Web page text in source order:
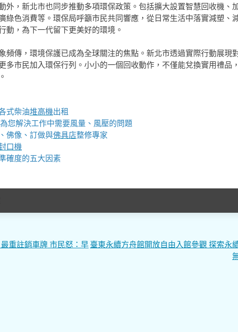
外，新北市也同步推動多項環保政策。包括擴大設置智慧回收機、
綠色消費等。環保局呼籲市民共同響應，從日常生活中落實減塑、
動，為下一代留下更美好的環境。
頻傳，環境保護已成為全球關注的焦點。新北市透過實際行動展現
多市民加入環保行列。小小的一個回收動作，不僅能兌換實用禮品
式柴油堆高機出租
您解決工作中需要風量、風壓的問題
佛像、訂做與佛具店整修專家
口機
確度的五大因素
重註銷車牌 市民怒：早臺東永續方舟館開放自由入館參觀 探索永